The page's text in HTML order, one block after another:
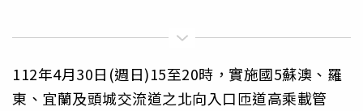
112年4月30日(週日)15至20時，實施國5蘇澳、羅
東、宜蘭及頭城交流道之北向入口匝道高乘載管